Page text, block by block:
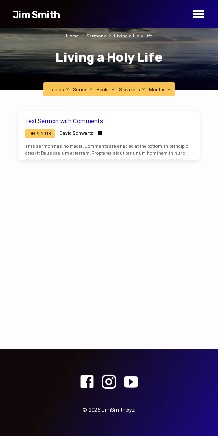
Jim Smith
Living a Holy Life
Home Sermons Living a Holy Life
Topics Series Books Speakers Months
Living
Holy
Life
Text Sermon with Comments
DEC 9, 2018 David Schwartz
This sermon has no media. Comments are enabled at the bottom. In principio
creavit Deus caelum et terram. Propterea sicut per unum hominem in hunc
mundum peccatum intravit et per peccatum mors et ita in omnes homines
© 2026 JimSmith.xyz